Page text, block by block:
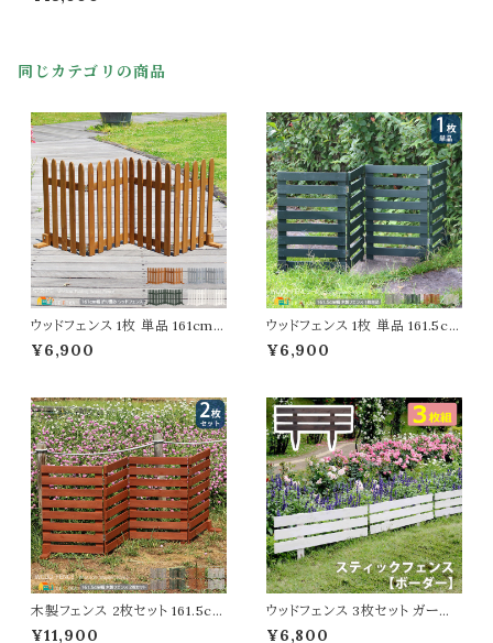
スセット 107cm幅 ダークブラウ
107cm 奥行2.7cm 高さ78cm
同じカテゴリの商品
ウッドフェンス 1枚 単品 161cm
幅 ダークグリーン ライトブラウン
グレー ホワイト 木製フェンス ガ
m おすすめ おしゃれ 北欧 モダ
ン スタイリッシュ 庭のフェンス
境界線 間仕切り 目隠し 折りた
たみ式フェンス
¥6,900
ウッドフェンス 1枚 単品 161.5cm
幅 ボーダーフェンス ホワイト グ
レー ライトブラウン ダークグリー
22cm 高さ61cm おすすめ おし
ゃれ 北欧 モダン 天然木 庭のフ
ェンス 境界線 玄関 花壇 庭 ガ
ーデニング 駐車場
¥6,900
木製フェンス 2枚セット 161.5cm
幅 ボーダーフェンス ライトブラウ
¥11,900
ウッドフェンス 3枚セット ガーデ
ンフェンス 80cm幅 ダークブラ
¥6,800